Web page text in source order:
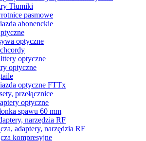
Tłumiki
pasmowe
abonenckie
optyczne
optyczne
optyczne
optyczne FTTx
przełącznice
optyczne
spawu 60 mm
narzędzia RF
adaptery, narzędzia RF
kompresyjne